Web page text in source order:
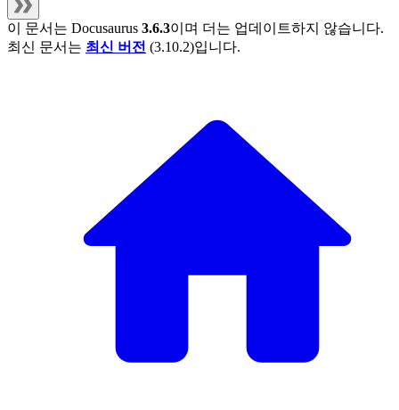
이 문서는 Docusaurus 3.6.3이며 더는 업데이트하지 않습니다.
최신 문서는 최신 버전 (3.10.2)입니다.